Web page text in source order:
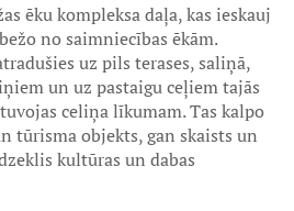
ēku kompleksa daļa, kas ieskauj
no saimniecības ēkām.
uz pils terases, saliņā,
un uz pastaigu ceļiem tajās
celiņa līkumam. Tas kalpo
tūrisma objekts, gan skaists un
kultūras un dabas